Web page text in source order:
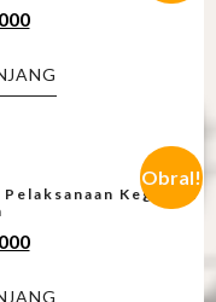
Obral!
Kegiatan